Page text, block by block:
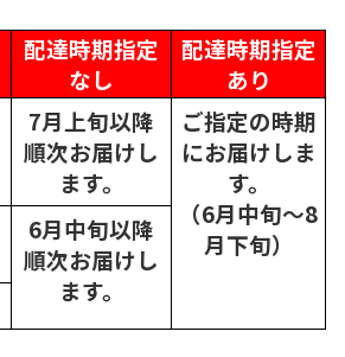
配達時期指定
なし
配達時期指定
あり
7月上旬以降
順次お届けし
ます。
ご指定の時期
にお届けしま
す。
（6月中旬～8
月下旬）
6月中旬以降
順次お届けし
ます。